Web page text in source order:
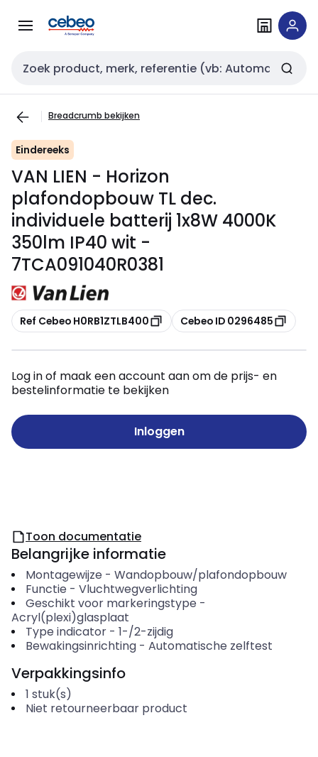
naar
naar
Zoekveld invoer
Breadcrumb bekijken
Eindereeks
VAN LIEN - Horizon
plafondopbouw TL dec.
individuele batterij 1x8W 4000K
350lm IP40 wit -
7TCA091040R0381
Kopiëren
Ref Cebeo H0RB1ZTLB400 Kopiëren
Cebeo ID 0296485
Log in of maak een account aan om de prijs- en
bestelinformatie te bekijken
Inloggen
Toon documentatie
Belangrijke informatie
Montagewijze - Wandopbouw/plafondopbouw
Functie - Vluchtwegverlichting
Geschikt voor markeringstype -
Acryl(plexi)glasplaat
Type indicator- 1-/2-zijdig
Bewakingsinrichting- Automatische zelftest
Verpakkingsinfo
1 stuk(s)
Niet retourneerbaar product